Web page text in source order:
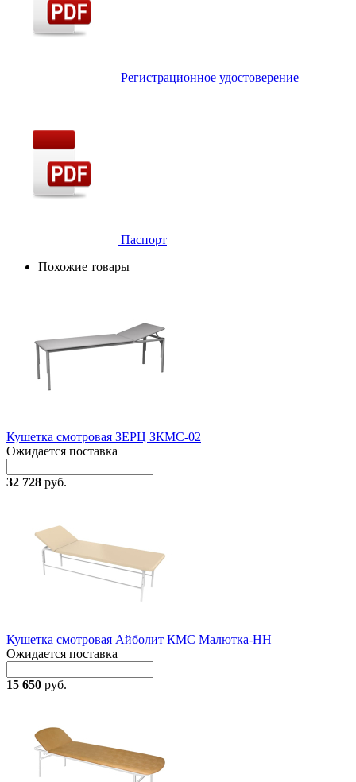
Регистрационное удостоверение
Паспорт
Похожие товары
Кушетка смотровая ЗЕРЦ ЗКМС-02
Ожидается поставка
32 728 руб.
Кушетка смотровая Айболит КМС Малютка-НН
Ожидается поставка
15 650 руб.